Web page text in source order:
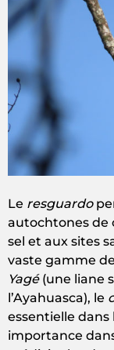
Le resguardo
autochtones de
sel et aux sites
vaste gamme
Yagé (une liane
l’Ayahuasca), le
essentielle
importance